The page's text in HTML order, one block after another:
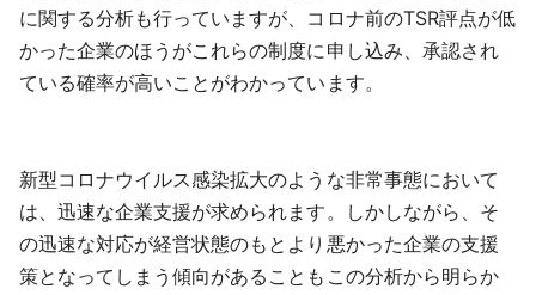
に関する分析も行っていますが、コロナ前のTSR評点が低
かった企業のほうがこれらの制度に申し込み、承認され
ている確率が高いことがわかっています。
新型コロナウイルス感染拡大のような非常事態において
は、迅速な企業支援が求められます。しかしながら、そ
の迅速な対応が経営状態のもとより悪かった企業の支援
策となってしまう傾向があることもこの分析から明らか